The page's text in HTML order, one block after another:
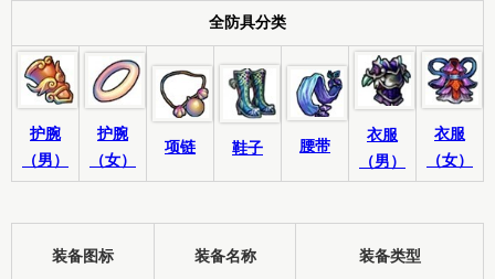
全防具分类
护腕
（男）
护腕
（女）
项链 鞋子 腰带
衣服
（男）
衣服
（女）
装备图标 装备名称 装备类型